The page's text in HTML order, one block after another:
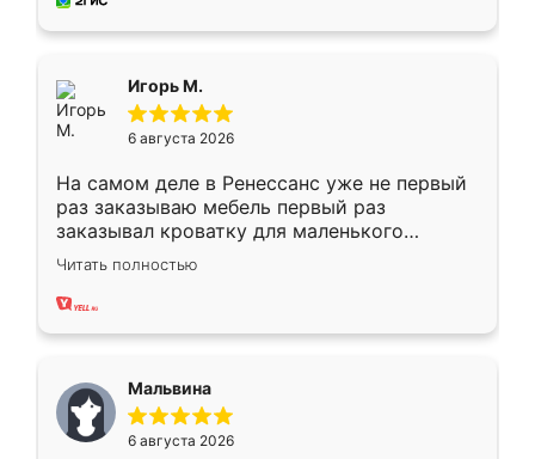
Игорь М.
6 августа 2026
На самом деле в Ренессанс уже не первый
раз заказываю мебель первый раз
заказывал кроватку для маленького
ребёнка при его рождении ,во второй раз
заказал шкаф-купе. По качеству очень
хорошее сборка достаточно быстрая,
меньше, здесь же он более разнообразный.
Мне нравится ,если что-то потребуется из
мебели буду заказывать только здесь.
Читать полностью
Мальвина
6 августа 2026